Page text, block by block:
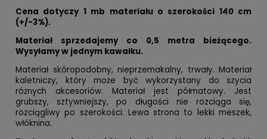
Cena dotyczy 1 mb materiału o szerokości 140 cm
(+/-3%).
Materiał sprzedajemy co 0,5 metra bieżącego.
Wysyłamy w jednym kawałku.
Materiał skóropodobny, nieprzemakalny, trwały. Materiał
kaletniczy, który może być wykorzystany do szycia
różnych akcesoriów. Materiał jest półmatowy. Jest
grubszy, sztywniejszy, po długości nie rozciąga się,
rozciągliwy po szerokości. Lewa strona to lekki meszek,
włóknina.